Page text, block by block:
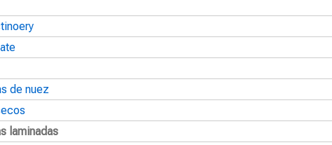
de nuez
laminadas